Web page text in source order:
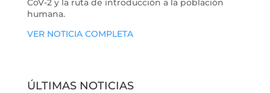
humana.
VER NOTICIA COMPLETA
ÚLTIMAS NOTICIAS